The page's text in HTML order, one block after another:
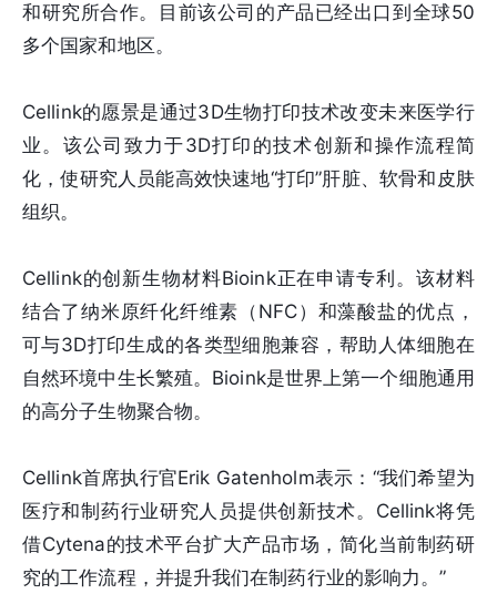
和研究所合作。目前该公司的产品已经出口到全球50
多个国家和地区。
Cellink的愿景是通过3D生物打印技术改变未来医学行
业。该公司致力于3D打印的技术创新和操作流程简
化，使研究人员能高效快速地“打印”肝脏、软骨和皮肤
组织。
Cellink的创新生物材料Bioink正在申请专利。该材料
结合了纳米原纤化纤维素（NFC）和藻酸盐的优点，
可与3D打印生成的各类型细胞兼容，帮助人体细胞在
自然环境中生长繁殖。Bioink是世界上第一个细胞通用
的高分子生物聚合物。
Cellink首席执行官Erik Gatenholm表示：“我们希望为
医疗和制药行业研究人员提供创新技术。Cellink将凭
借Cytena的技术平台扩大产品市场，简化当前制药研
究的工作流程，并提升我们在制药行业的影响力。”